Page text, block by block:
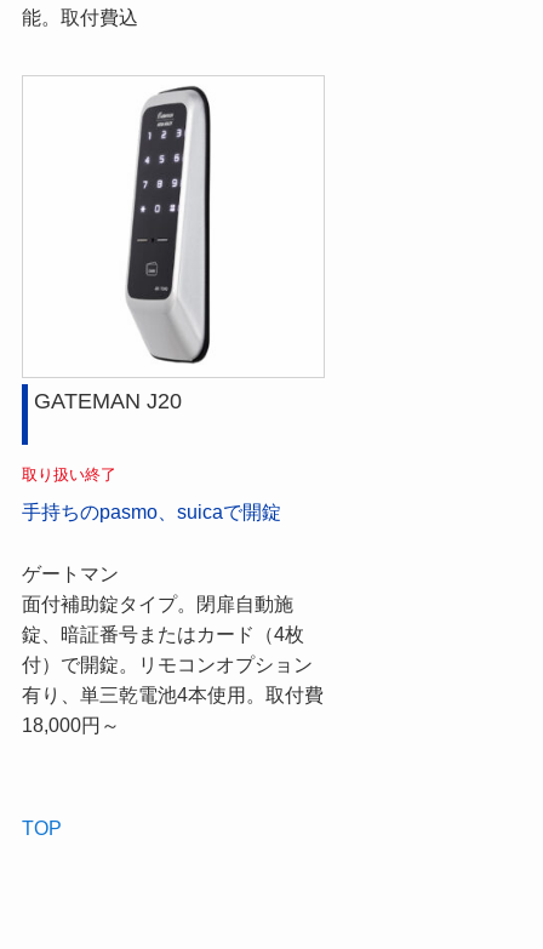
能。取付費込
GATEMAN J20
取り扱い終了
手持ちのpasmo、suicaで開錠
ゲートマン
面付補助錠タイプ。閉扉自動施
錠、暗証番号またはカード（4枚
付）で開錠。リモコンオプション
有り、単三乾電池4本使用。取付費
18,000円～
TOP